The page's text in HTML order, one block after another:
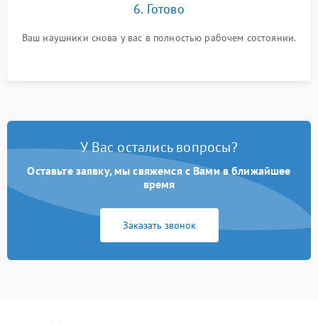
6. Готово
Ваш наушники снова у вас в полностью рабочем состоянии.
У Вас остались вопросы?
Оставьте заявку, мы свяжемся с Вами в ближайшее
время
Заказать звонок